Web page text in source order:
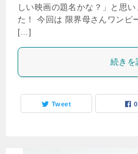
しい映画の題名かな？」と思
た！ 今回は 限界母さんワンピ
[…]
続きを
Tweet 0